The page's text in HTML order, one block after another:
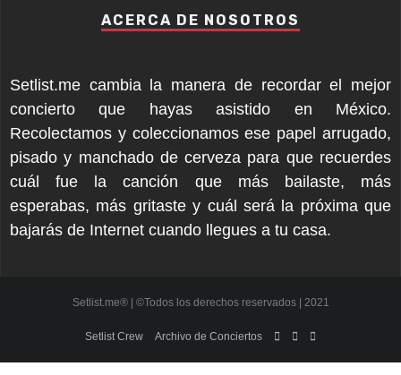
ACERCA DE NOSOTROS
Setlist.me cambia la manera de recordar el mejor
concierto que hayas asistido en México.
Recolectamos y coleccionamos ese papel arrugado,
pisado y manchado de cerveza para que recuerdes
cuál fue la canción que más bailaste, más
esperabas, más gritaste y cuál será la próxima que
bajarás de Internet cuando llegues a tu casa.
Setlist.me® | ©Todos los derechos reservados | 2021
Setlist Crew Archivo de Conciertos